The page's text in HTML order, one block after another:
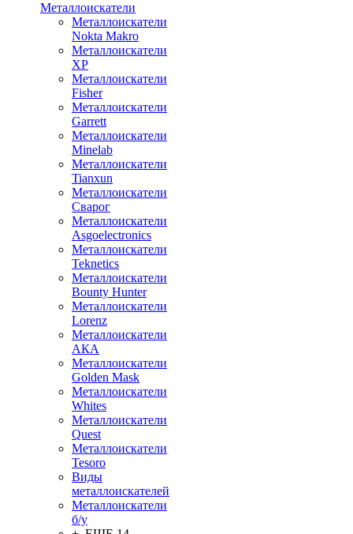
Металлоискатели
Металлоискатели
Nokta Makro
Металлоискатели
XP
Металлоискатели
Fisher
Металлоискатели
Garrett
Металлоискатели
Minelab
Металлоискатели
Tianxun
Металлоискатели
Сварог
Металлоискатели
Asgoelectronics
Металлоискатели
Teknetics
Металлоискатели
Bounty Hunter
Металлоискатели
Lorenz
Металлоискатели
АКА
Металлоискатели
Golden Mask
Металлоискатели
Whites
Металлоискатели
Quest
Металлоискатели
Tesoro
Виды
металлоискателей
Металлоискатели
б/у